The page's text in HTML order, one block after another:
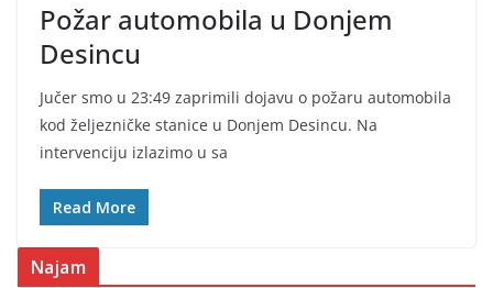
Požar automobila u Donjem
Desincu
Jučer smo u 23:49 zaprimili dojavu o požaru automobila
kod željezničke stanice u Donjem Desincu. Na
intervenciju izlazimo u sa
Read More
Najam